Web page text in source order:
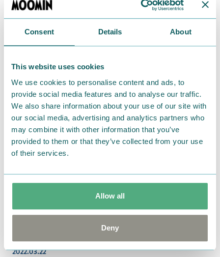
Consent Details About
This website uses cookies
We use cookies to personalise content and ads, to
provide social media features and to analyse our traffic.
We also share information about your use of our site with
our social media, advertising and analytics partners who
may combine it with other information that you’ve
provided to them or that they’ve collected from your use
of their services.
Allow all
Deny
2024.07.05
【MOOMIN SHOP ONLINE】和食器特集がスタ
ート！ステンレスマグなど新商品が続々登場！
2022.03.22